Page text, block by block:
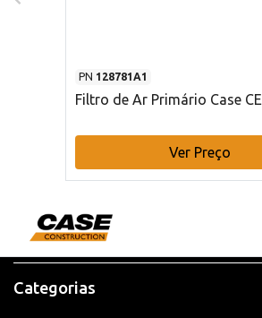
PN 128781A1
Filtro de Ar Primário Case CE
Ver Preço
Categorias